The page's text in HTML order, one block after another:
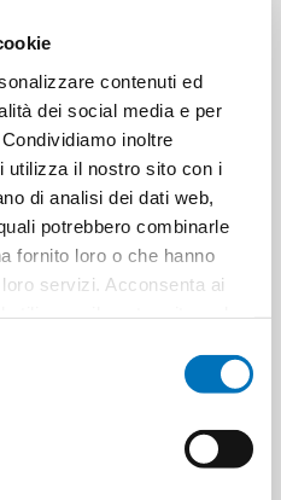
contenuti ed
dei social media e per
inoltre
utilizza il nostro sito con i
di analisi dei dati web,
potrebbero combinarle
fornito loro o che hanno
servizi. Acconsenta ai
1
0
0